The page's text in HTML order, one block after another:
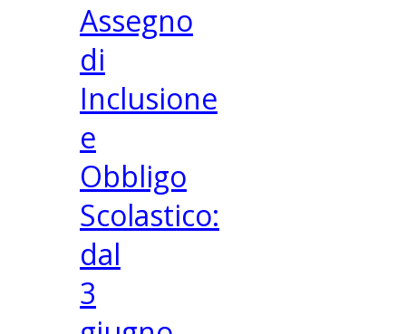
Assegno
di
Inclusione
e
Obbligo
Scolastico:
dal
3